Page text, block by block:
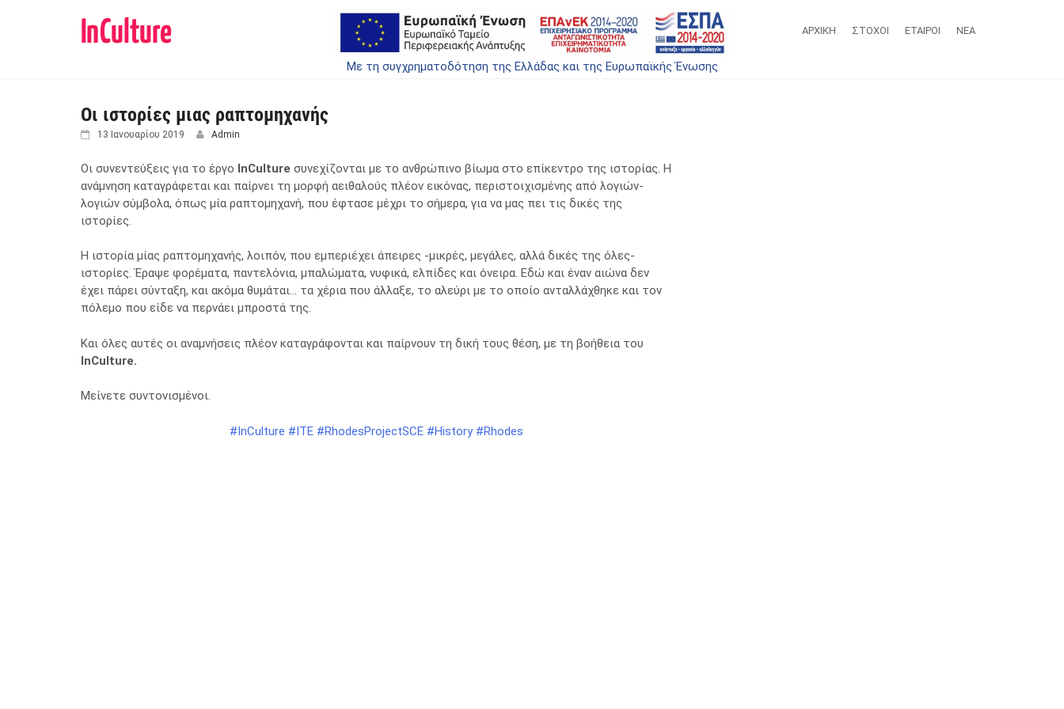
ΑΡΧΙΚΗ ΣΤΌΧΟΙ ΕΤΑΙΡΟΙ ΝΕΑ
Με τη συγχρηματοδότηση της Ελλάδας και της Ευρωπαϊκής Ένωσης
Οι ιστορίες μιας ραπτομηχανής
13 Ιανουαρίου 2019 Admin
Οι συνεντεύξεις για το έργο InCulture συνεχίζονται με το ανθρώπινο βίωμα στο επίκεντρο της ιστορίας. Η
ανάμνηση καταγράφεται και παίρνει τη μορφή αειθαλούς πλέον εικόνας, περιστοιχισμένης από λογιών-
λογιών σύμβολα, όπως μία ραπτομηχανή, που έφτασε μέχρι το σήμερα, για να μας πει τις δικές της
ιστορίες.
Η ιστορία μίας ραπτομηχανής, λοιπόν, που εμπεριέχει άπειρες -μικρές, μεγάλες, αλλά δικές της όλες-
ιστορίες. Έραψε φορέματα, παντελόνια, μπαλώματα, νυφικά, ελπίδες και όνειρα. Εδώ και έναν αιώνα δεν
έχει πάρει σύνταξη, και ακόμα θυμάται… τα χέρια που άλλαξε, το αλεύρι με το οποίο ανταλλάχθηκε και τον
πόλεμο που είδε να περνάει μπροστά της.
Και όλες αυτές οι αναμνήσεις πλέον καταγράφονται και παίρνουν τη δική τους θέση, με τη βοήθεια του
InCulture.
Μείνετε συντονισμένοι.
#InCulture #ITE#RhodesProjectSCE#History #Rhodes